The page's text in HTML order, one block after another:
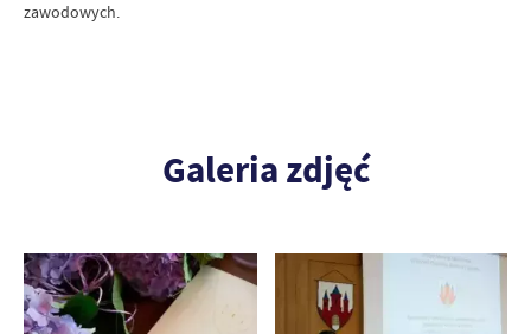
zawodowych.
Galeria zdjęć